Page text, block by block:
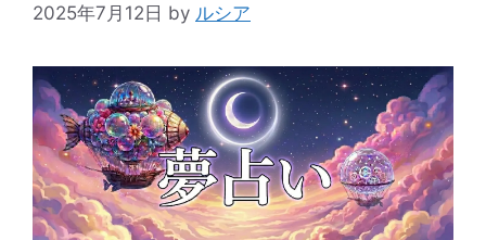
2025年7月12日 by ルシア